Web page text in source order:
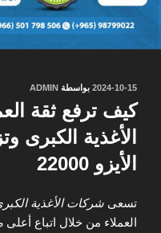
نُشر
في
2024-10-15 بواسطة ADMIN
كيف ترفع ثقة
الأغذية الكبرى
الأيزو 22000
تسعى شركات الأغذية
العملاء من خلال اتباع أعلى